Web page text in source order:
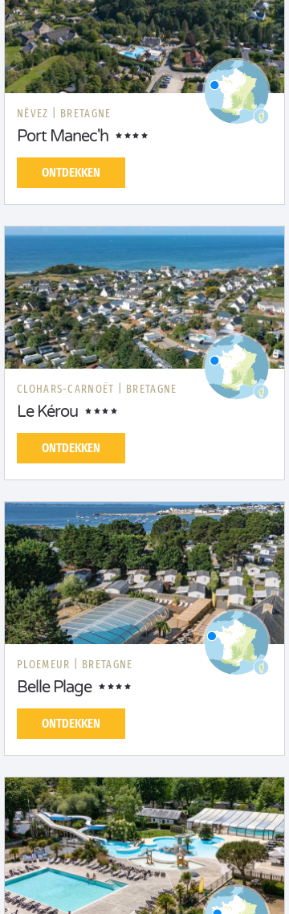
NÉVEZ | BRETAGNE
Port Manec'h
ONTDEKKEN
CLOHARS-CARNOËT | BRETAGNE
Le Kérou
ONTDEKKEN
PLOEMEUR | BRETAGNE
Belle Plage
ONTDEKKEN